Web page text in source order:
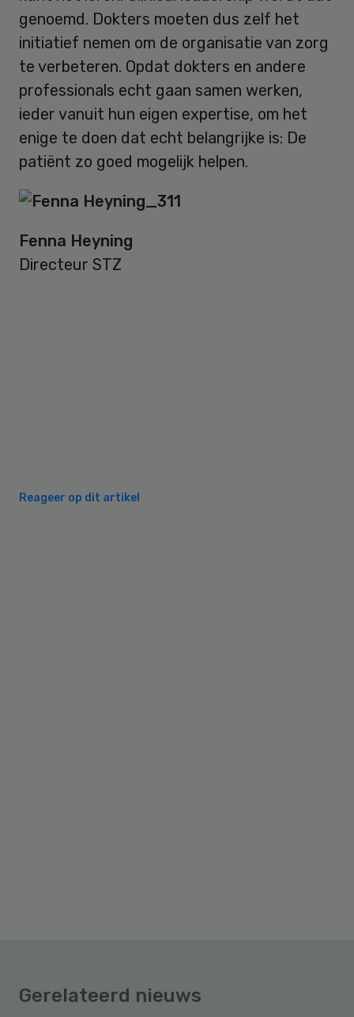
genoemd. Dokters moeten dus zelf het
initiatief nemen om de organisatie van zorg
te verbeteren. Opdat dokters en andere
professionals echt gaan samen werken,
ieder vanuit hun eigen expertise, om het
enige te doen dat echt belangrijke is: De
patiënt zo goed mogelijk helpen.
Fenna Heyning
Directeur STZ
Reageer op dit artikel
Gerelateerd nieuws